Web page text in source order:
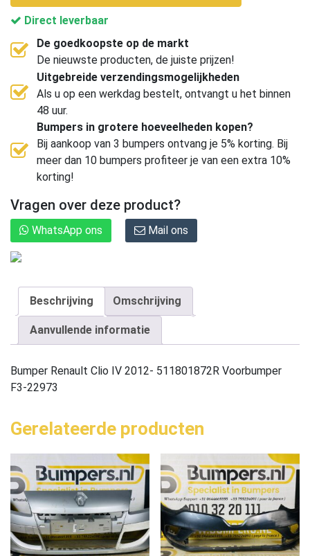
Direct leverbaar
De goedkoopste op de markt
De nieuwste producten, de juiste prijzen!
Uitgebreide verzendingsmogelijkheden
Als u op een werkdag bestelt, ontvangt u het binnen
48 uur.
Bumpers in grotere hoeveelheden kopen?
Bij aankoop van 3 bumpers ontvang je 5% korting. Bij
meer dan 10 bumpers profiteer je van een extra 10%
korting!
Vragen over deze product?
WhatsApp ons Mail ons
Beschrijving Omschrijving
Aanvullende informatie
Bumper Renault Clio IV 2012- 511801872R Voorbumper
F3-22973
Gerelateerde producten